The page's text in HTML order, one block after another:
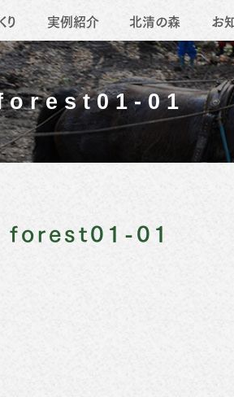
職人たち
り 実例紹介
ーブ 移住 リフォーム
北清の森 お
01
forest01-01